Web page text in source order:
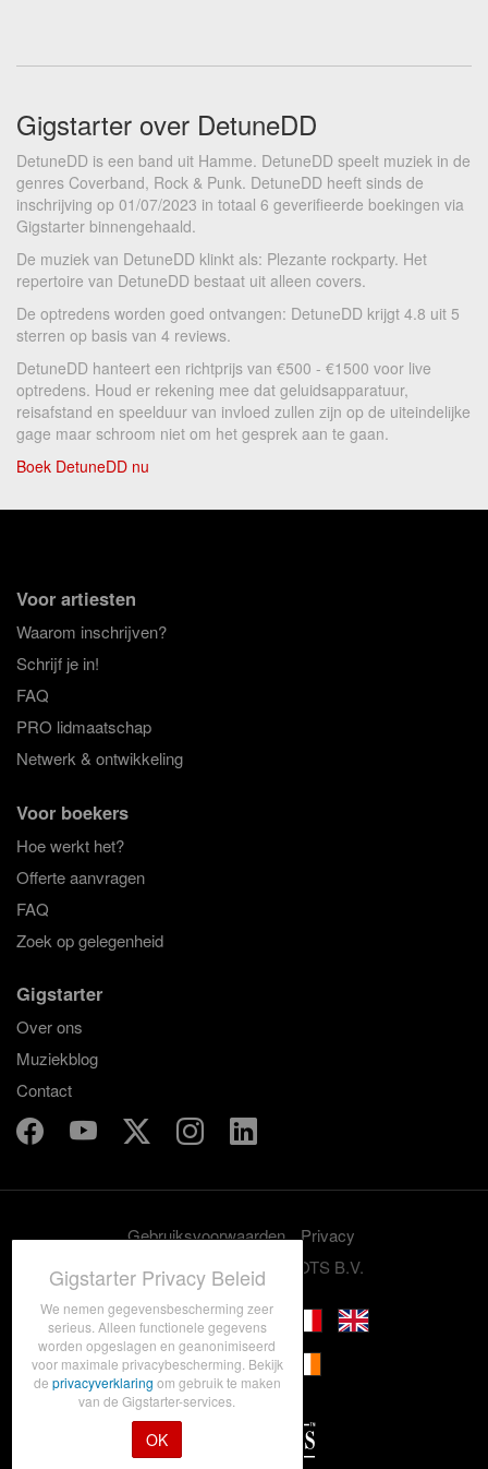
Gigstarter over DetuneDD
DetuneDD is een band uit Hamme. DetuneDD speelt muziek in de
genres Coverband, Rock & Punk. DetuneDD heeft sinds de
inschrijving op 01/07/2023 in totaal 6 geverifieerde boekingen via
Gigstarter binnengehaald.
De muziek van DetuneDD klinkt als: Plezante rockparty. Het
repertoire van DetuneDD bestaat uit alleen covers.
De optredens worden goed ontvangen: DetuneDD krijgt 4.8 uit 5
sterren op basis van 4 reviews.
DetuneDD hanteert een richtprijs van €500 - €1500 voor live
optredens. Houd er rekening mee dat geluidsapparatuur,
reisafstand en speelduur van invloed zullen zijn op de uiteindelijke
gage maar schroom niet om het gesprek aan te gaan.
Boek DetuneDD nu
Voor artiesten
Waarom inschrijven?
Schrijf je in!
FAQ
PRO lidmaatschap
Netwerk & ontwikkeling
Voor boekers
Hoe werkt het?
Offerte aanvragen
FAQ
Zoek op gelegenheid
Gigstarter
Over ons
Muziekblog
Contact
Gebruiksvoorwaarden
Privacy
© 2012-2026 GRASSROOTS B.V.
Gigstarter Privacy Beleid
We nemen gegevensbescherming zeer
serieus. Alleen functionele gegevens
worden opgeslagen en geanonimiseerd
voor maximale privacybescherming. Bekijk
de privacyverklaring om gebruik te maken
van de Gigstarter-services.
OK